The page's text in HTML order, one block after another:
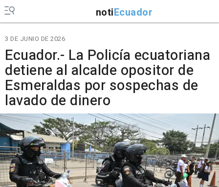
notiEcuador
3 DE JUNIO DE 2026
Ecuador.- La Policía ecuatoriana
detiene al alcalde opositor de
Esmeraldas por sospechas de
lavado de dinero